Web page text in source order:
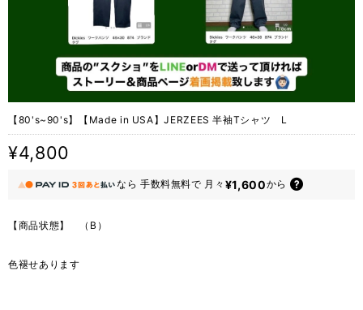
【80's~90's】【Made in USA】JERZEES 半袖Tシャツ L
¥4,800
なら 手数料無料で 月々 ¥1,600から
【商品状態】 （B）
色褪せあります